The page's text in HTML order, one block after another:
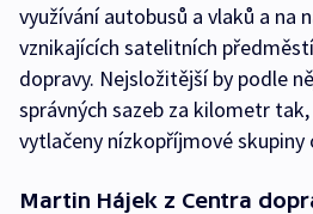
využívání autobusů a vlaků a na
vznikajících satelitních
dopravy. Nejsložitější by podle
správných sazeb za kilometr
vytlačeny nízkopříjmové skupiny
Martin Hájek z Centra